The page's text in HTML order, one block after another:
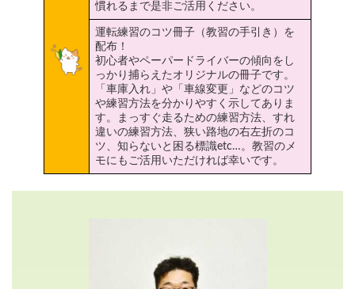
慣れるまで是非ご活用ください。
運転練習のコツ冊子（教習の手引き）を
配布！
初心者やペーパードライバーの傾向をし
っかり捕らえたオリジナルの冊子です。
「車庫入れ」や「車線変更」などのコツ
や練習方法を分かりやすく示してありま
す。まっすぐ走るための練習方法、すれ
違いの練習方法、狭い路地の右左折のコ
ツ、知らないと困る標識etc…。教習のメ
モにもご活用いただければ幸いです。